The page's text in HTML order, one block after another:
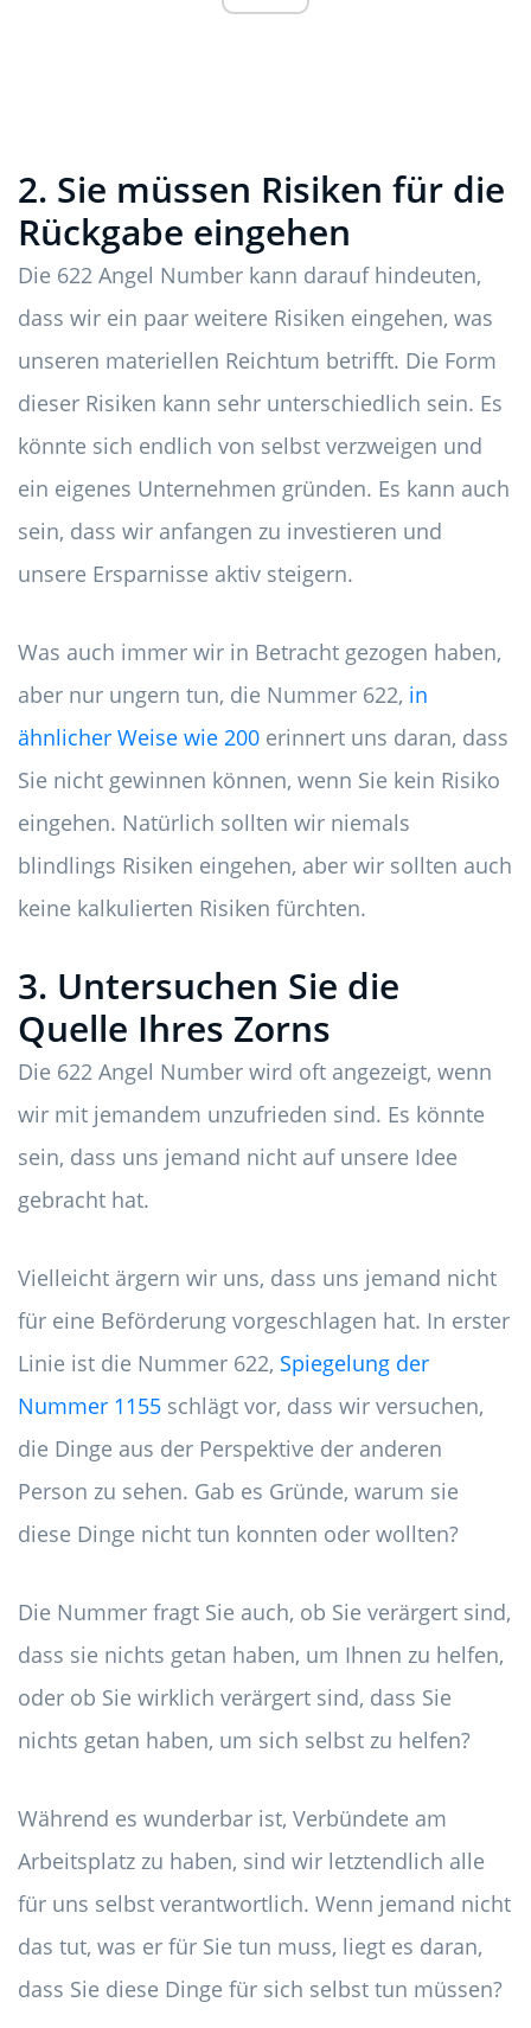
2. Sie müssen Risiken für die
Rückgabe eingehen
Die 622 Angel Number kann darauf hindeuten,
dass wir ein paar weitere Risiken eingehen, was
unseren materiellen Reichtum betrifft. Die Form
dieser Risiken kann sehr unterschiedlich sein. Es
könnte sich endlich von selbst verzweigen und
ein eigenes Unternehmen gründen. Es kann auch
sein, dass wir anfangen zu investieren und
unsere Ersparnisse aktiv steigern.
Was auch immer wir in Betracht gezogen haben,
aber nur ungern tun, die Nummer 622, in
ähnlicher Weise wie 200 erinnert uns daran, dass
Sie nicht gewinnen können, wenn Sie kein Risiko
eingehen. Natürlich sollten wir niemals
blindlings Risiken eingehen, aber wir sollten auch
keine kalkulierten Risiken fürchten.
3. Untersuchen Sie die
Quelle Ihres Zorns
Die 622 Angel Number wird oft angezeigt, wenn
wir mit jemandem unzufrieden sind. Es könnte
sein, dass uns jemand nicht auf unsere Idee
gebracht hat.
Vielleicht ärgern wir uns, dass uns jemand nicht
für eine Beförderung vorgeschlagen hat. In erster
Linie ist die Nummer 622, Spiegelung der
Nummer 1155 schlägt vor, dass wir versuchen,
die Dinge aus der Perspektive der anderen
Person zu sehen. Gab es Gründe, warum sie
diese Dinge nicht tun konnten oder wollten?
Die Nummer fragt Sie auch, ob Sie verärgert sind,
dass sie nichts getan haben, um Ihnen zu helfen,
oder ob Sie wirklich verärgert sind, dass Sie
nichts getan haben, um sich selbst zu helfen?
Während es wunderbar ist, Verbündete am
Arbeitsplatz zu haben, sind wir letztendlich alle
für uns selbst verantwortlich. Wenn jemand nicht
das tut, was er für Sie tun muss, liegt es daran,
dass Sie diese Dinge für sich selbst tun müssen?